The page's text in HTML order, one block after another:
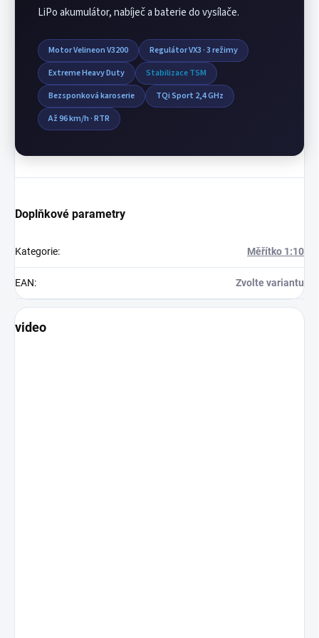
LiPo akumulátor, nabíječ a baterie do vysílače.
Motor Velineon V3200
Regulátor VX3 · 3 režimy
Extreme Heavy Duty
Stabilizace TSM
Bezsponková karoserie
TQi Sport 2,4 GHz
Až 96 km/h · RTR
Doplňkové parametry
Kategorie: Měřítko 1:10
EAN: Zvolte variantu
video